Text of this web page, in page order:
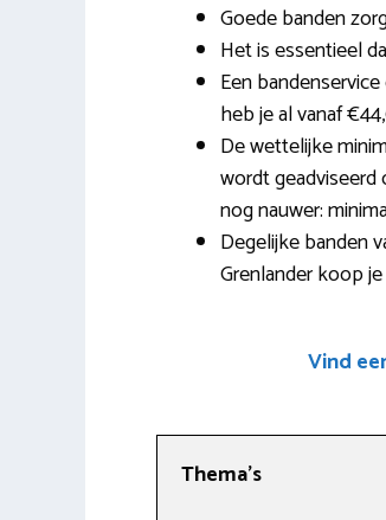
Goede banden
Het is essentieel
Een
heb je al vanaf
De wettelijke
wordt
nog nauwer:
Degelijke banden
Grenlander koop
Vind
Thema’s